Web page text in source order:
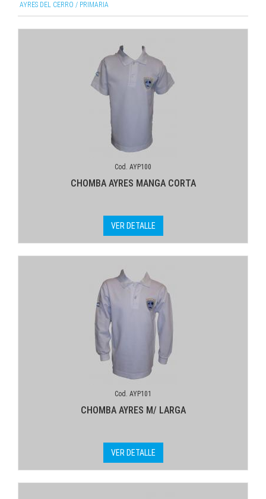
AYRES DEL CERRO / PRIMARIA
Cod. AYP100
CHOMBA AYRES MANGA CORTA
VER DETALLE
Cod. AYP101
CHOMBA AYRES M/ LARGA
VER DETALLE